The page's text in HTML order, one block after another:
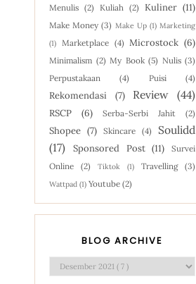
Menulis (2) Kuliah (2) Kuliner (11)
Make Money (3) Make Up (1) Marketing
(1)
Marketplace (4) Microstock (6)
Minimalism (2) My Book (5) Nulis (3)
Perpustakaan
(4) Puisi (4)
Rekomendasi (7) Review (44)
RSCP (6) Serba-Serbi Jahit (2)
Shopee (7) Skincare (4)
Soulidd
(17)
Sponsored Post (11)
Survei
Online
(2) Tiktok (1) Travelling (3)
Wattpad (1) Youtube (2)
BLOG ARCHIVE